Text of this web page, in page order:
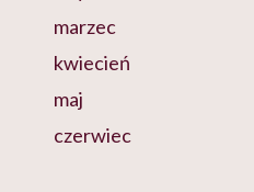
marzec
kwiecień
maj
czerwiec